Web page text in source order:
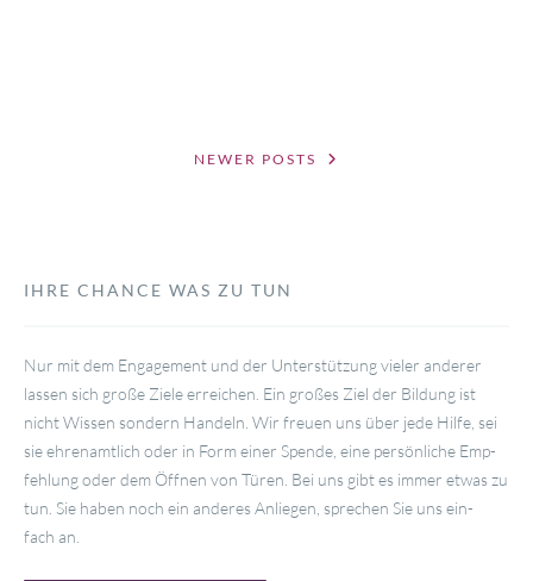
POSTSNEWER POSTS
IHRE CHANCE WAS ZU TUN
Nur mit dem Enga­ge­ment und der Unter­stüt­zung vie­ler ande­rer
las­sen sich gro­ße Zie­le errei­chen. Ein gro­ßes Ziel der Bil­dung ist
nicht Wis­sen son­dern Han­deln. Wir freu­en uns über jede Hil­fe, sei
sie ehren­amt­lich oder in Form einer Spen­de, eine per­sön­li­che Emp­
feh­lung oder dem Öff­nen von Türen. Bei uns gibt es immer etwas zu
tun. Sie haben noch ein ande­res Anlie­gen, spre­chen Sie uns ein­
fach an.